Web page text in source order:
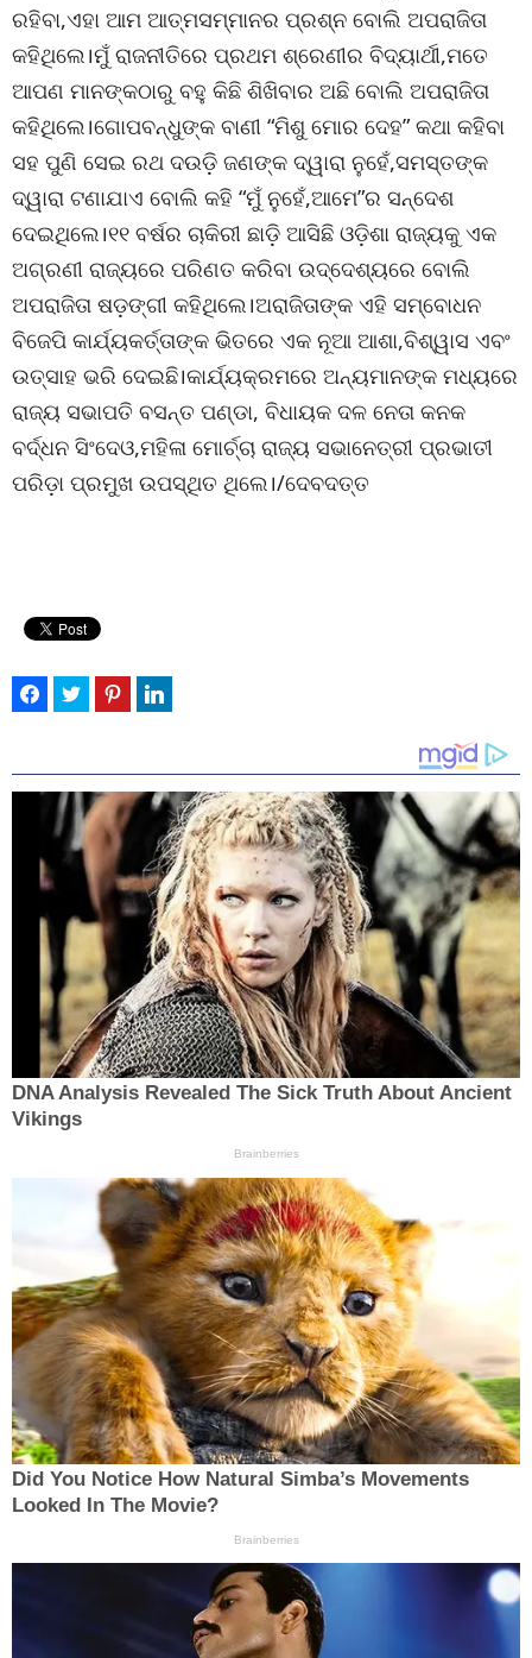
ରହିବା,ଏହା ଆମ ଆତ୍ମସମ୍ମାନର ପ୍ରଶ୍ନ ବୋଲି ଅପରାଜିତା
କହିଥିଲେ।ମୁଁ ରାଜନୀତିରେ ପ୍ରଥମ ଶ୍ରେଣୀର ବିଦ୍ୟାର୍ଥୀ,ମତେ
ଆପଣ ମାନଙ୍କଠାରୁ ବହୁ କିଛି ଶିଖିବାର ଅଛି ବୋଲି ଅପରାଜିତା
କହିଥିଲେ।ଗୋପବନ୍ଧୁଙ୍କ ବାଣୀ “ମିଶୁ ମୋର ଦେହ” କଥା କହିବା
ସହ ପୁଣି ସେଇ ରଥ ଦଉଡ଼ି ଜଣଙ୍କ ଦ୍ୱାରା ନୁହେଁ,ସମସ୍ତଙ୍କ
ଦ୍ୱାରା ଟଣାଯାଏ ବୋଲି କହି “ମୁଁ ନୁହେଁ,ଆମେ”ର ସନ୍ଦେଶ
ଦେଇଥିଲେ।୧୧ ବର୍ଷର ଚାକିରୀ ଛାଡ଼ି ଆସିଛି ଓଡ଼ିଶା ରାଜ୍ୟକୁ ଏକ
ଅଗ୍ରଣୀ ରାଜ୍ୟରେ ପରିଣତ କରିବା ଉଦ୍ଦେଶ୍ୟରେ ବୋଲି
ଅପରାଜିତା ଷଡ଼ଙ୍ଗୀ କହିଥିଲେ।ଅରାଜିତାଙ୍କ ଏହି ସମ୍ବୋଧନ
ବିଜେପି କାର୍ଯ୍ୟକର୍ତ୍ତାଙ୍କ ଭିତରେ ଏକ ନୂଆ ଆଶା,ବିଶ୍ୱାସ ଏବଂ
ଉତ୍ସାହ ଭରି ଦେଇଛି।କାର୍ଯ୍ୟକ୍ରମରେ ଅନ୍ୟମାନଙ୍କ ମଧ୍ୟରେ
ରାଜ୍ୟ ସଭାପତି ବସନ୍ତ ପଣ୍ଡା, ବିଧାୟକ ଦଳ ନେତା କନକ
ବର୍ଦ୍ଧନ ସିଂଦେଓ,ମହିଳା ମୋର୍ଚ୍ଚା ରାଜ୍ୟ ସଭାନେତ୍ରୀ ପ୍ରଭାତୀ
ପରିଡ଼ା ପ୍ରମୁଖ ଉପସ୍ଥିତ ଥିଲେ।/ଦେବଦତ୍ତ